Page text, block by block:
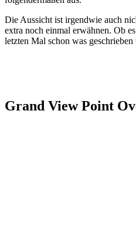
Die Aussicht ist irgendwie auch
extra noch einmal erwähnen. Ob
letzten Mal schon was
Grand View Point